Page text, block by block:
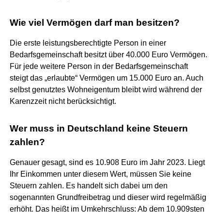
Wie viel Vermögen darf man besitzen?
Die erste leistungsberechtigte Person in einer
Bedarfsgemeinschaft besitzt über 40.000 Euro Vermögen.
Für jede weitere Person in der Bedarfsgemeinschaft
steigt das „erlaubte“ Vermögen um 15.000 Euro an. Auch
selbst genutztes Wohneigentum bleibt wird während der
Karenzzeit nicht berücksichtigt.
Wer muss in Deutschland keine Steuern
zahlen?
Genauer gesagt, sind es 10.908 Euro im Jahr 2023. Liegt
Ihr Einkommen unter diesem Wert, müssen Sie keine
Steuern zahlen. Es handelt sich dabei um den
sogenannten Grundfreibetrag und dieser wird regelmäßig
erhöht. Das heißt im Umkehrschluss: Ab dem 10.909sten